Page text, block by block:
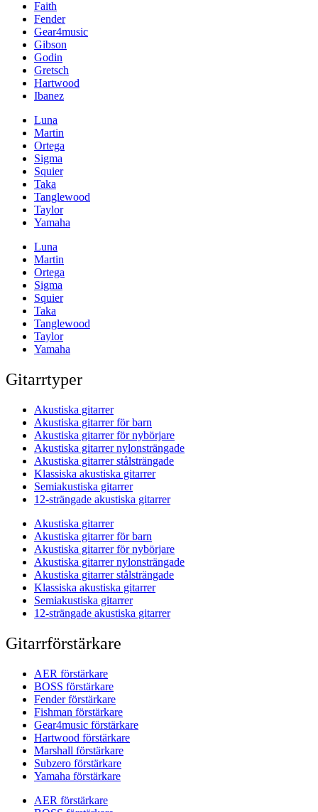
Faith
Fender
Gear4music
Gibson
Godin
Gretsch
Hartwood
Ibanez
Luna
Martin
Ortega
Sigma
Squier
Taka
Tanglewood
Taylor
Yamaha
Luna
Martin
Ortega
Sigma
Squier
Taka
Tanglewood
Taylor
Yamaha
Gitarrtyper
Akustiska gitarrer
Akustiska gitarrer för barn
Akustiska gitarrer för nybörjare
Akustiska gitarrer nylonsträngade
Akustiska gitarrer stålsträngade
Klassiska akustiska gitarrer
Semiakustiska gitarrer
12-strängade akustiska gitarrer
Akustiska gitarrer
Akustiska gitarrer för barn
Akustiska gitarrer för nybörjare
Akustiska gitarrer nylonsträngade
Akustiska gitarrer stålsträngade
Klassiska akustiska gitarrer
Semiakustiska gitarrer
12-strängade akustiska gitarrer
Gitarrförstärkare
AER förstärkare
BOSS förstärkare
Fender förstärkare
Fishman förstärkare
Gear4music förstärkare
Hartwood förstärkare
Marshall förstärkare
Subzero förstärkare
Yamaha förstärkare
AER förstärkare